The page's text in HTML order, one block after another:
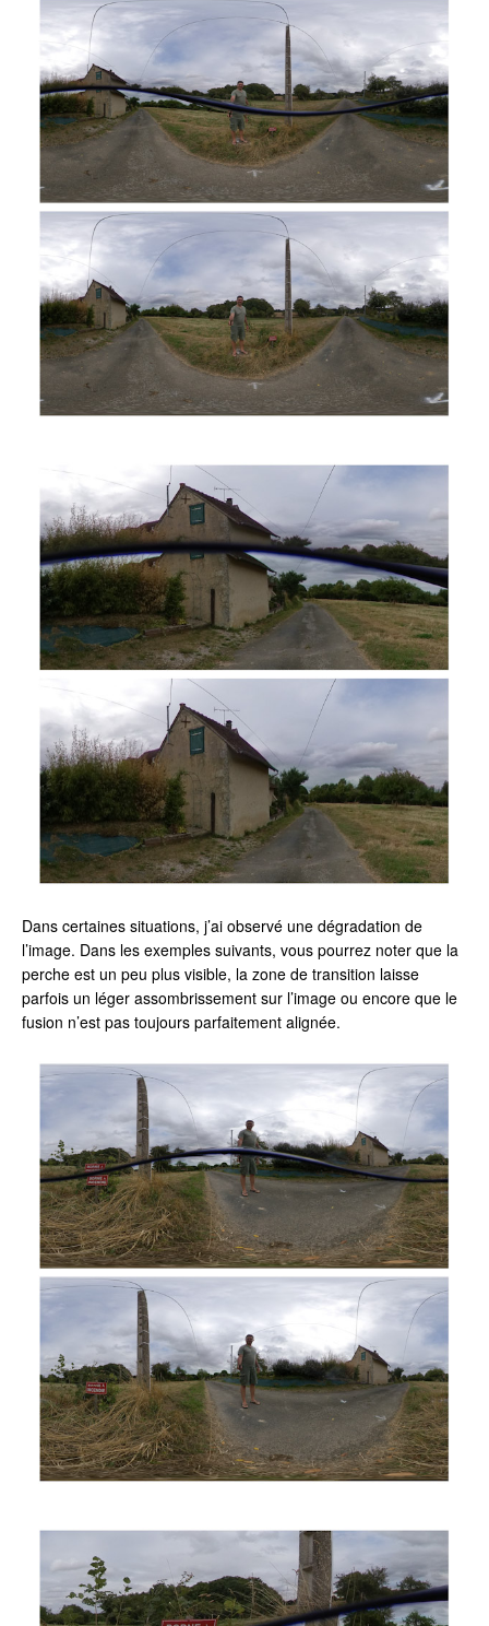
Dans certaines situations, j’ai observé une dégradation de
l’image. Dans les exemples suivants, vous pourrez noter que la
perche est un peu plus visible, la zone de transition laisse
parfois un léger assombrissement sur l’image ou encore que le
fusion n’est pas toujours parfaitement alignée.